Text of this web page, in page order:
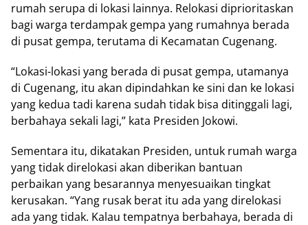
rumah serupa di lokasi lainnya. Relokasi diprioritaskan
bagi warga terdampak gempa yang rumahnya berada
di pusat gempa, terutama di Kecamatan Cugenang.
“Lokasi-lokasi yang berada di pusat gempa, utamanya
di Cugenang, itu akan dipindahkan ke sini dan ke lokasi
yang kedua tadi karena sudah tidak bisa ditinggali lagi,
berbahaya sekali lagi,” kata Presiden Jokowi.
Sementara itu, dikatakan Presiden, untuk rumah warga
yang tidak direlokasi akan diberikan bantuan
perbaikan yang besarannya menyesuaikan tingkat
kerusakan. “Yang rusak berat itu ada yang direlokasi
ada yang tidak. Kalau tempatnya berbahaya, berada di